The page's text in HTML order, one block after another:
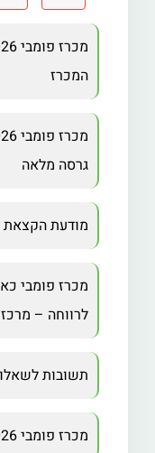
המכרז
גרסה מלאה
מודעת הקצאת
לרווחה –
תשובות לשאלות
מכרז פומבי 01.2026 תכנון אזור תעשייה